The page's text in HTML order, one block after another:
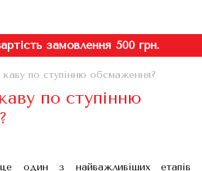
замовлення 500 грн.
по ступінню обсмаження?
по ступінню
один з найважливіших етапів